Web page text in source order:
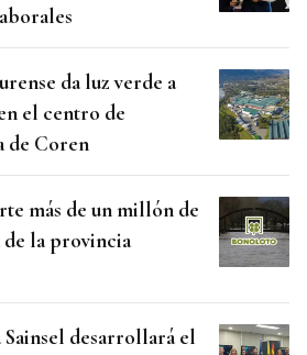
da luz verde a
el centro de
de Coren
más de un millón de
de la provincia
desarrollará el